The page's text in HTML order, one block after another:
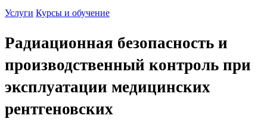
Услуги Курсы и обучение
Радиационная безопасность и
производственный контроль при
эксплуатации медицинских
рентгеновских